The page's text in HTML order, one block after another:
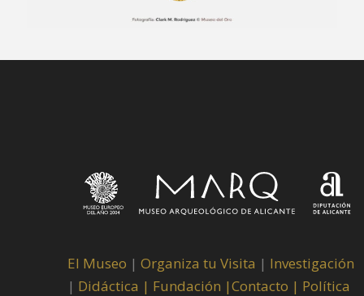
El Museo | Organiza tu Visita | Investigación
| Didáctica | Fundación |Contacto | Política